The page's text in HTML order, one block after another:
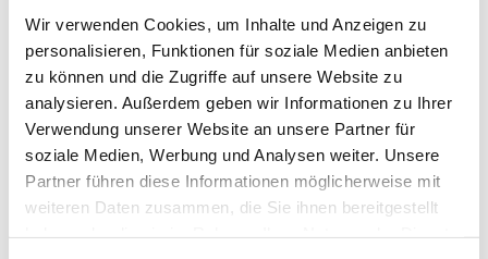
Wir verwenden Cookies, um Inhalte und Anzeigen zu
personalisieren, Funktionen für soziale Medien anbieten
zu können und die Zugriffe auf unsere Website zu
analysieren. Außerdem geben wir Informationen zu Ihrer
Verwendung unserer Website an unsere Partner für
soziale Medien, Werbung und Analysen weiter. Unsere
Partner führen diese Informationen möglicherweise mit
weiteren Daten zusammen, die Sie ihnen bereitgestellt
Verhandlung
zum Herunterladen der Kundmachung: A4-
HWK-RWA-2024-010-233-6-16
hier